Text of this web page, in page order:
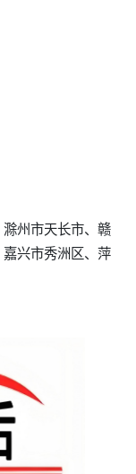
州市天长市、赣
兴市秀洲区、萍